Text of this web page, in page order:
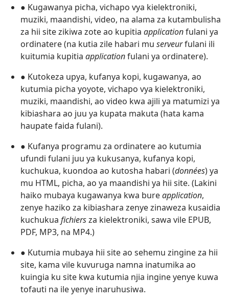
● Kugawanya picha, vichapo vya kielektroniki,
muziki, maandishi, video, na alama za kutambulisha
za hii site zikiwa zote ao kupitia applicationfulani ya
ordinatere (na kutia zile habari mu serveurfulani ili
kuitumia kupitia applicationfulani ya ordinatere).
● Kutokeza upya, kufanya kopi, kugawanya, ao
kutumia picha yoyote, vichapo vya kielektroniki,
muziki, maandishi, ao video kwa ajili ya matumizi ya
kibiashara ao juu ya kupata makuta (hata kama
haupate faida fulani).
● Kufanya programu za ordinatere ao kutumia
ufundi fulani juu ya kukusanya, kufanya kopi,
kuchukua, kuondoa ao kutosha habari (données) ya
mu HTML, picha, ao ya maandishi ya hii site. (Lakini
haiko mubaya kugawanya kwa bureapplication,
zenye haziko za kibiashara zenye zinaweza kusaidia
kuchukua fichiersza kielektroniki, sawa vile EPUB,
PDF, MP3, na MP4.)
● Kutumia mubaya hii site ao sehemu zingine za hii
site, kama vile kuvuruga namna inatumika ao
kuingia ku site kwa kutumia njia ingine yenye kuwa
tofauti na ile yenye inaruhusiwa.